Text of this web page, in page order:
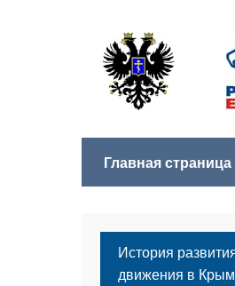
Главная страница
История
движения в